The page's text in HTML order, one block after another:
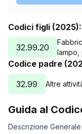
Codici figli (2025):
32.99.20
lampo,
Codice padre
32.99
Altre
Guida al
Descrizione Generale